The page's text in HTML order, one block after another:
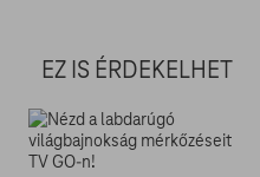
EZ IS ÉRDEKELHET